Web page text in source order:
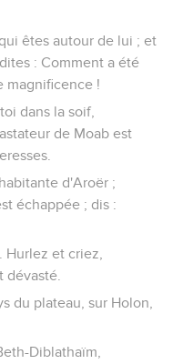
êtes autour de lui ; et
: Comment a été
magnificence !
dans la soif,
de Moab est
d'Aroër ;
échappée ; dis :
Hurlez et criez,
dévasté.
du plateau, sur Holon,
Diblathaïm,